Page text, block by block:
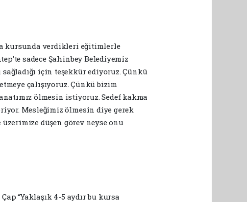
kursunda verdikleri eğitimlerle
sadece Şahinbey Belediyemiz
için teşekkür ediyoruz. Çünkü
çalışıyoruz. Çünkü bizim
ölmesin istiyoruz. Sedef kakma
Mesleğimiz ölmesin diye gerek
düşen görev neyse onu
“Yaklaşık 4-5 aydır bu kursa